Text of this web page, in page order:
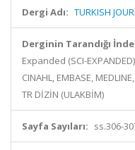
Dergi Adı: TURKISH
Derginin Tarandığı
Expanded (SCI-
CINAHL, EMBASE,
TR DİZİN (ULAKBİM)
Sayfa Sayıları: ss.306-